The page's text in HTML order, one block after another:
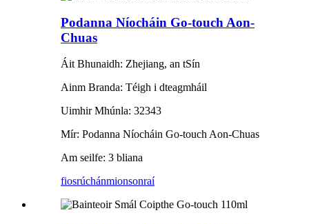
Podanna Níocháin Go-touch Aon-
Chuas
Áit Bhunaidh: Zhejiang, an tSín
Ainm Branda: Téigh i dteagmháil
Uimhir Mhúnla: 32343
Mír: Podanna Níocháin Go-touch Aon-Chuas
Am seilfe: 3 bliana
fiosrúchánmionsonraí